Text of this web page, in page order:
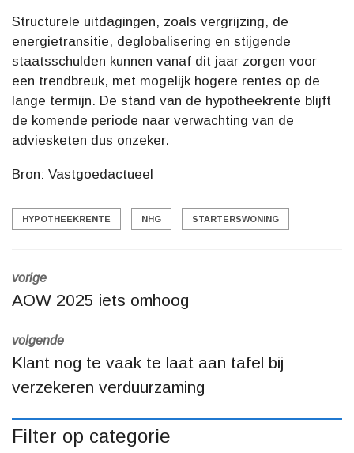
Structurele uitdagingen, zoals vergrijzing, de
energietransitie, deglobalisering en stijgende
staatsschulden kunnen vanaf dit jaar zorgen voor
een trendbreuk, met mogelijk hogere rentes op de
lange termijn. De stand van de hypotheekrente blijft
de komende periode naar verwachting van de
adviesketen dus onzeker.
Bron: Vastgoedactueel
HYPOTHEEKRENTE NHG STARTERSWONING
vorige
AOW 2025 iets omhoog
volgende
Klant nog te vaak te laat aan tafel bij
verzekeren verduurzaming
Filter op categorie